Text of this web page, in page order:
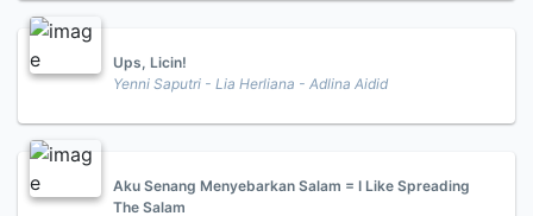
Ups, Licin!
Yenni Saputri - Lia Herliana - Adlina Aidid
Aku Senang Menyebarkan Salam = I Like Spreading
The Salam